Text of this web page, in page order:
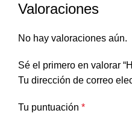
Valoraciones
No hay valoraciones aún.
Sé el primero en valorar
Tu dirección de correo
Tu puntuación *